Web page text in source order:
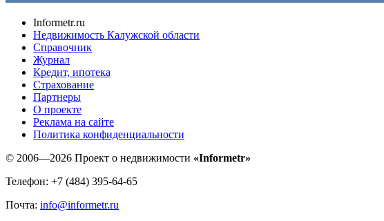
Informetr.ru
Недвижимость Калужской области
Справочник
Журнал
Кредит, ипотека
Страхование
Партнеры
O проекте
Реклама на сайте
Политика конфиденциальности
© 2006—2026 Проект о недвижимости «Informetr»
Телефон: +7 (484) 395-64-65
Почта: info@informetr.ru